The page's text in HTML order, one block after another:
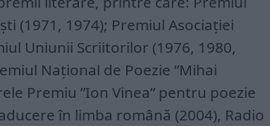
(1971, 1974); Premiul Asociaţiei
Uniunii Scriitorilor (1976, 1980,
Naţional de Poezie ”Mihai
Premiu ”Ion Vinea” pentru poezie
în limba română (2004), Radio